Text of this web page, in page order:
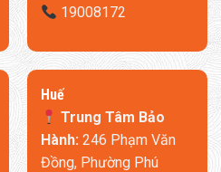
19008172
​Huế
Trung Tâm Bảo
Hành:246 Phạm Văn
Đồng, Phường Phú